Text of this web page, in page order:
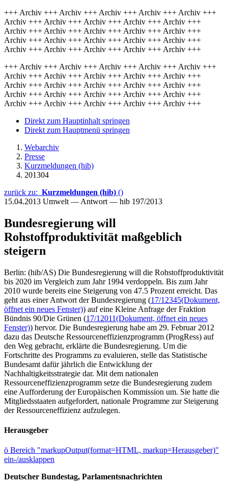
+++ Archiv +++ Archiv +++ Archiv +++ Archiv +++ Archiv +++
Archiv +++ Archiv +++ Archiv +++ Archiv +++ Archiv +++
Archiv +++ Archiv +++ Archiv +++ Archiv +++ Archiv +++
Archiv +++ Archiv +++ Archiv +++ Archiv +++ Archiv +++
Archiv +++ Archiv +++ Archiv +++ Archiv +++ Archiv +++
+++ Archiv +++ Archiv +++ Archiv +++ Archiv +++ Archiv +++
Archiv +++ Archiv +++ Archiv +++ Archiv +++ Archiv +++
Archiv +++ Archiv +++ Archiv +++ Archiv +++ Archiv +++
Archiv +++ Archiv +++ Archiv +++ Archiv +++ Archiv +++
Archiv +++ Archiv +++ Archiv +++ Archiv +++ Archiv +++
Direkt zum Hauptinhalt springen
Direkt zum Hauptmenü springen
Webarchiv
Presse
Kurzmeldungen (hib)
201304
zurück zu: Kurzmeldungen (hib) ()
15.04.2013 Umwelt — Antwort — hib 197/2013
Bundesregierung will
Rohstoffproduktivität maßgeblich
steigern
Berlin: (hib/AS) Die Bundesregierung will die Rohstoffproduktivität
bis 2020 im Vergleich zum Jahr 1994 verdoppeln. Bis zum Jahr
2010 wurde bereits eine Steigerung von 47.5 Prozent erreicht. Das
geht aus einer Antwort der Bundesregierung (17/12345(Dokument,
öffnet ein neues Fenster)) auf eine Kleine Anfrage der Fraktion
Bündnis 90/Die Grünen (17/12011(Dokument, öffnet ein neues
Fenster)) hervor. Die Bundesregierung habe am 29. Februar 2012
dazu das Deutsche Ressourceneffizienzprogramm (ProgRess) auf
den Weg gebracht, erklärte die Bundesregierung. Um die
Fortschritte des Programms zu evaluieren, stelle das Statistische
Bundesamt dafür jährlich die Entwicklung der
Nachhaltigkeitsstrategie dar. Mit dem nationalen
Ressourceneffizienzprogramm setze die Bundesregierung zudem
eine Aufforderung der Europäischen Kommission um. Sie hatte die
Mitgliedsstaaten aufgefordert, nationale Programme zur Steigerung
der Ressourceneffizienz aufzulegen.
Herausgeber
ö Bereich "markupOutput(format=HTML, markup=Herausgeber)"
ein-/ausklappen
Deutscher Bundestag, Parlamentsnachrichten